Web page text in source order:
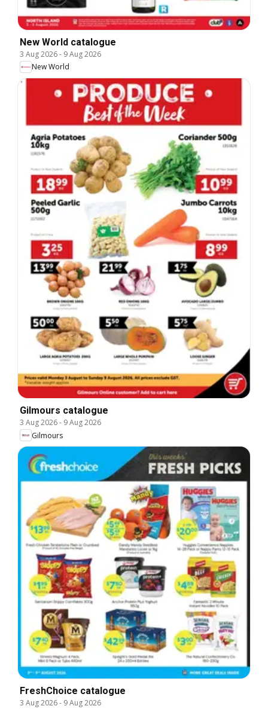
New World catalogue
3 Aug 2026- 9 Aug 2026
New World
Gilmours catalogue
3 Aug 2026- 9 Aug 2026
Gilmours
FreshChoice catalogue
3 Aug 2026- 9 Aug 2026